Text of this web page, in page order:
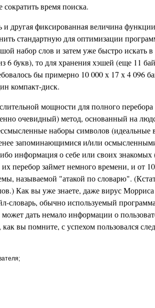
время поиска.
другая фиксированная величина
стандартную для оптимизации
набор слов и затем уже быстро искать
6 букв), то для хранения хэшей (еще 11
бы примерно 10 000 х 17 х 4 096
компакт-диск.
мощности для полного
очевидный) метод, основанный на
наборы символов (идеальные
запоминающимися и/или
информация о себе или своих
перебор займет немного времени, и от
называемой "атакой по словарю".
Как вы уже знаете, даже вирус
словарь, обычно используемый
дать немало информации о
вы помните, с успехом пользовался